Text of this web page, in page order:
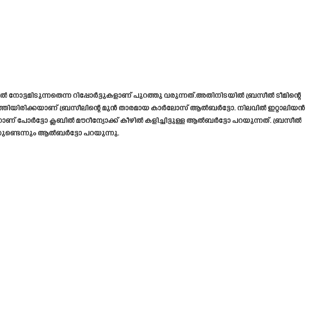
നോട്ടമിടുന്നതെന്ന റിപ്പോർട്ടുകളാണ് പുറത്തു വരുന്നത്.അതിനിടയിൽ ബ്രസീൽ ടീമിന്റെ
ബ്രസീലിന്റെ മുൻ താരമായ കാർലോസ് ആൽബർട്ടോ. നിലവിൽ ഇറ്റാലിയൻ
പോർട്ടോ ക്ലബിൽ മൗറീന്യോക്ക് കീഴിൽ കളിച്ചിട്ടുള്ള ആൽബർട്ടോ പറയുന്നത്. ബ്രസീൽ
ആൽബർട്ടോ പറയുന്നു.